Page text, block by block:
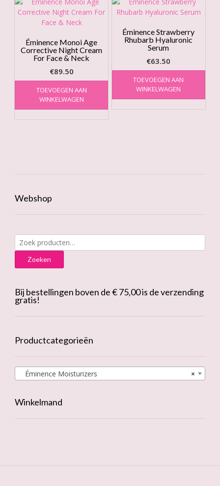
Éminence Monoi Age
Corrective Night Cream
For Face & Neck
€89.50
TOEVOEGEN AAN
WINKELWAGEN
Éminence Strawberry
Rhubarb Hyaluronic
Serum
€63.50
TOEVOEGEN AAN
WINKELWAGEN
Webshop
Zoeken
naar:
Zoeken
Bij bestellingen boven de € 75,00 is de verzending
gratis!
Productcategorieën
×
Éminence Moisturizers
Winkelmand